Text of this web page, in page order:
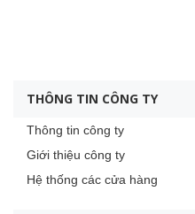
THÔNG TIN CÔNG TY
Thông tin công ty
Giới thiệu công ty
Hệ thống các cửa hàng